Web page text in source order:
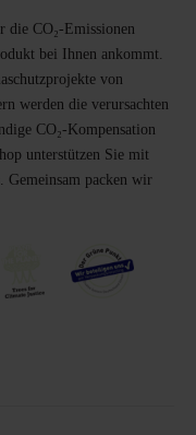
CO₂-Emissionen
bei Ihnen ankommt.
von
werden die verursachten
CO₂-Kompensation
unterstützen Sie mit
Gemeinsam packen wir